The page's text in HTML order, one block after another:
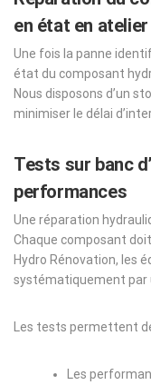
en état en atelier
Une fois la panne
état du composant
Nous disposons d’un
minimiser le délai
Tests sur banc
performances
Une réparation
Chaque composant
Hydro Rénovation, les
systématiquement par
Les tests permettent
Les